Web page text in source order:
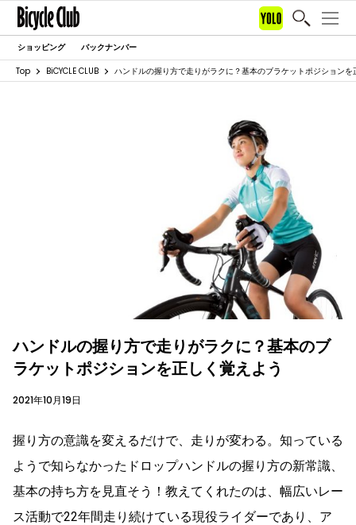
ショッピング バックナンバー
Top BiCYCLE CLUB ハンドルの握り方で走りがラクに？基本のブラケットポジションを
ハンドルの握り方で走りがラクに？基本のブ
ラケットポジションを正しく覚えよう
2021年10月19日
握り方の意識を変えるだけで、走りが変わる。知っている
ようで知らなかったドロップハンドルの握り方の新常識、
基本の持ち方を見直そう！教えてくれたのは、幅広いレー
ス活動で22年間走り続けている現役ライダーであり、ア